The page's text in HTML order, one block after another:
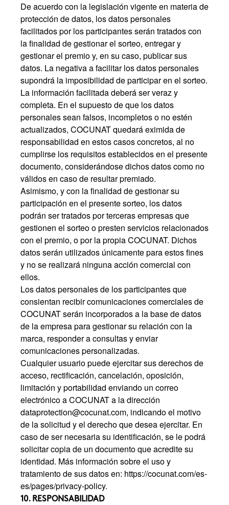
De acuerdo con la legislación vigente en materia de
protección de datos, los datos personales
facilitados por los participantes serán tratados con
la finalidad de gestionar el sorteo, entregar y
gestionar el premio y, en su caso, publicar sus
datos. La negativa a facilitar los datos personales
supondrá la imposibilidad de participar en el sorteo.
La información facilitada deberá ser veraz y
completa. En el supuesto de que los datos
personales sean falsos, incompletos o no estén
actualizados, COCUNAT quedará eximida de
responsabilidad en estos casos concretos, al no
cumplirse los requisitos establecidos en el presente
documento, considerándose dichos datos como no
válidos en caso de resultar premiado.
Asimismo, y con la finalidad de gestionar su
participación en el presente sorteo, los datos
podrán ser tratados por terceras empresas que
gestionen el sorteo o presten servicios relacionados
con el premio, o por la propia COCUNAT. Dichos
datos serán utilizados únicamente para estos fines
y no se realizará ninguna acción comercial con
ellos.
Los datos personales de los participantes que
consientan recibir comunicaciones comerciales de
COCUNAT serán incorporados a la base de datos
de la empresa para gestionar su relación con la
marca, responder a consultas y enviar
comunicaciones personalizadas.
Cualquier usuario puede ejercitar sus derechos de
acceso, rectificación, cancelación, oposición,
limitación y portabilidad enviando un correo
electrónico a COCUNAT a ladirección
dataprotection@cocunat.com, indicando el motivo
de la solicitud y el derecho que desea ejercitar. En
caso de ser necesaria su identificación, se le podrá
solicitar copia de un documento que acredite su
identidad. Más información sobre el uso y
tratamiento de sus datos en: https://cocunat.com/es-
es/pages/privacy-policy.
10. RESPONSABILIDAD